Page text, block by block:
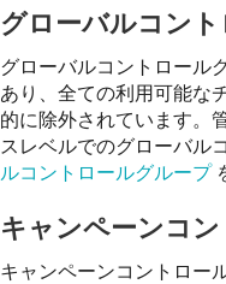
グローバルコン
グローバルコントロール
あり、全ての利用可能な
的に除外されています。
スレベルでのグローバル
ルコントロールグループ
キャンペーンコ
キャンペーンコントロー